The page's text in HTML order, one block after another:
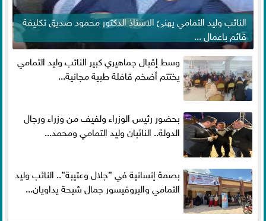
النائب وليد التمامي يهنئ الاستاذ الدكتور محمود صديق تكليفة
قائم باعمال ...
وسط إقبال جماهيري كبير النائب وليد التمامي
يختتم أضخم قافلة طبية مجانية...
بحضور رئيس الوزراء ولفيف من وزراء ورجال
الدولة.. النائبان وليد التمامي ومحمد...
بصمة إنسانية في ”جلال وعتيبة”.. النائب وليد
التمامي والبروفيسور جمال شيحة يداويان...